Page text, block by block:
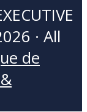
· All
de